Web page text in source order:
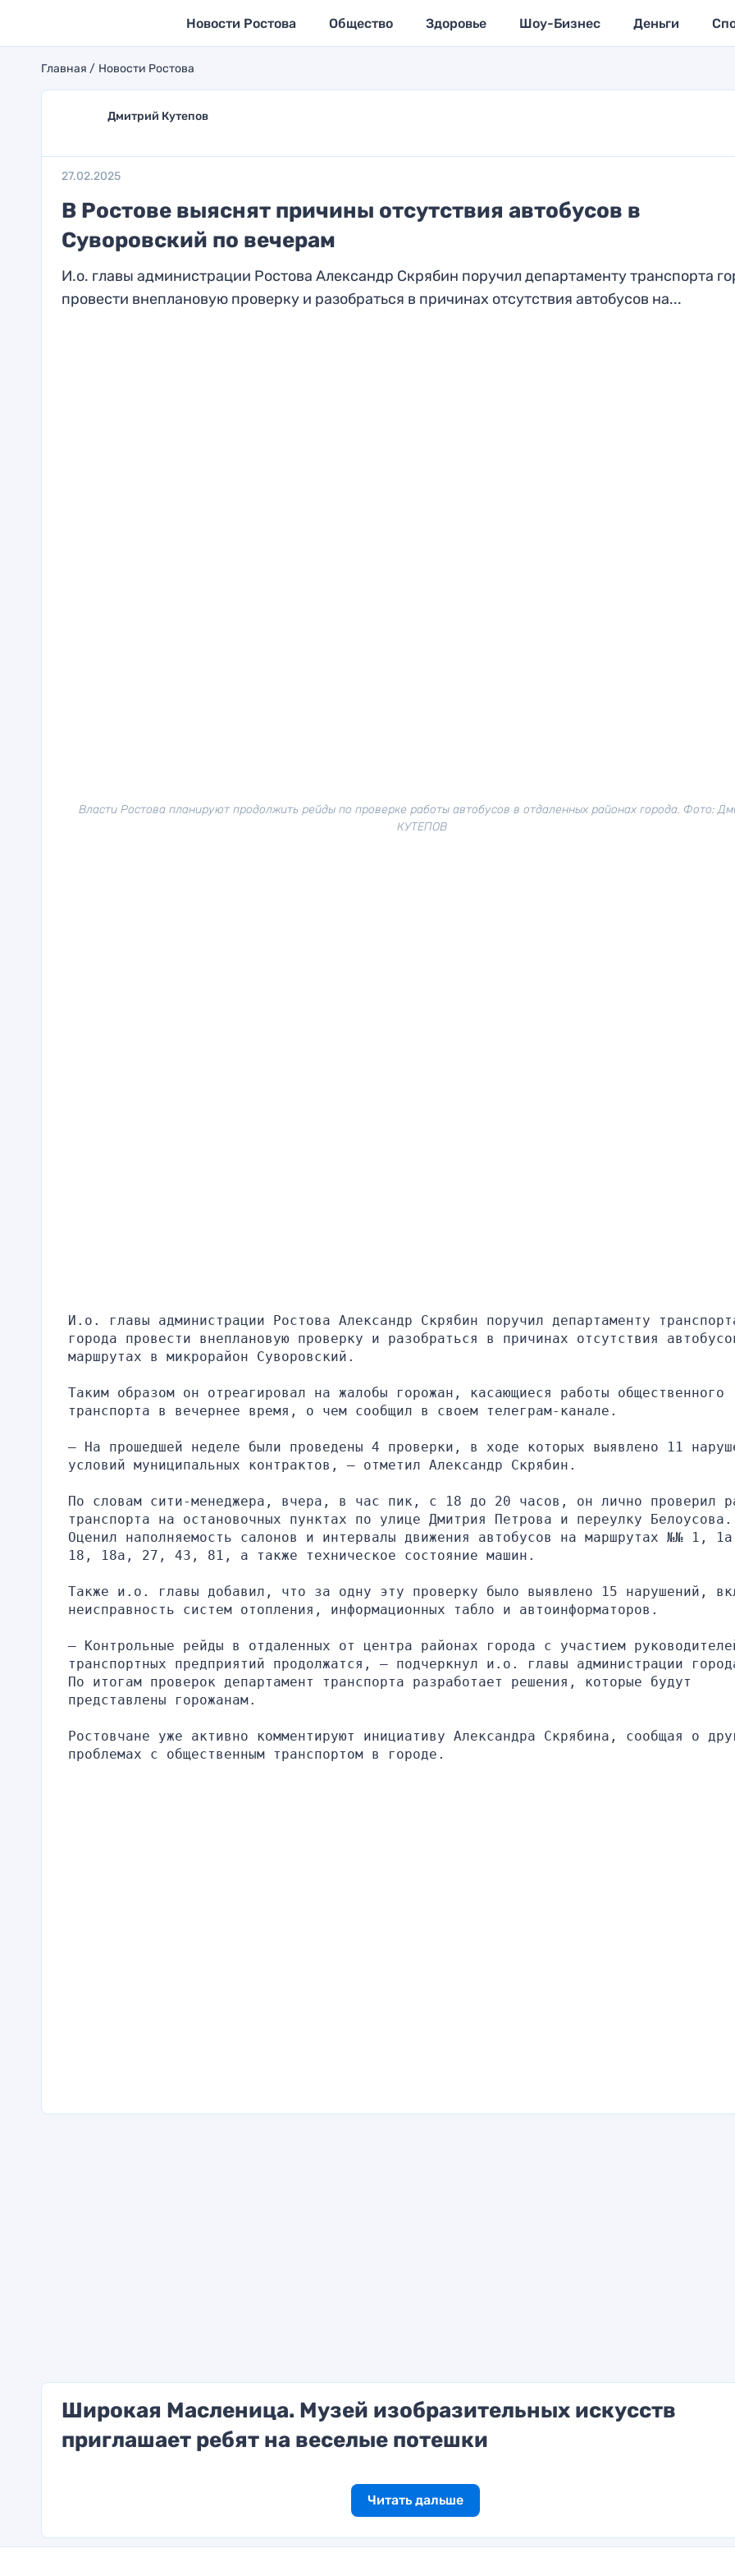
Новости Ростова Общество Здоровье Шоу-Бизнес Деньги
Главная Новости Ростова
Дмитрий Кутепов
27.02.2025
В Ростове выяснят причины отсутствия автобусов в
Суворовский по вечерам
И.о. главы администрации Ростова Александр Скрябин поручил департаменту транспорта
провести внеплановую проверку и разобраться в причинах отсутствия автобусов на...
Власти Ростова планируют продолжить рейды по проверке работы автобусов в отдаленных районах города. Фото:
КУТЕПОВ
И.о. главы администрации Ростова Александр Скрябин поручил департаменту
города провести внеплановую проверку и разобраться в причинах отсутствия
маршрутах в микрорайон Суворовский.
Таким образом он отреагировал на жалобы горожан, касающиеся работы общественного
транспорта в вечернее время, о чем сообщил в своем телеграм-канале.
— На прошедшей неделе были проведены 4 проверки, в ходе которых выявлено 11
условий муниципальных контрактов, — отметил Александр Скрябин.
По словам сити-менеджера, вчера, в час пик, с 18 до 20 часов, он лично проверил
транспорта на остановочных пунктах по улице Дмитрия Петрова и переулку Белоусова.
Оценил наполняемость салонов и интервалы движения автобусов на маршрутах №№ 1,
18, 18а, 27, 43, 81, а также техническое состояние машин.
Также и.о. главы добавил, что за одну эту проверку было выявлено 15 нарушений,
неисправность систем отопления, информационных табло и автоинформаторов.
— Контрольные рейды в отдаленных от центра районах города с участием
транспортных предприятий продолжатся, — подчеркнул и.о. главы администрации
По итогам проверок департамент транспорта разработает решения, которые будут
представлены горожанам.
Ростовчане уже активно комментируют инициативу Александра Скрябина, сообщая о
проблемах с общественным транспортом в городе.
Широкая Масленица. Музей изобразительных искусств
приглашает ребят на веселые потешки
Читать дальше